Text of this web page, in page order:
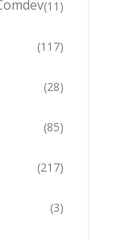
(11)
(117)
(28)
(85)
(217)
(3)